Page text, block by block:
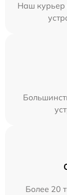
Наш курьер
Более 20